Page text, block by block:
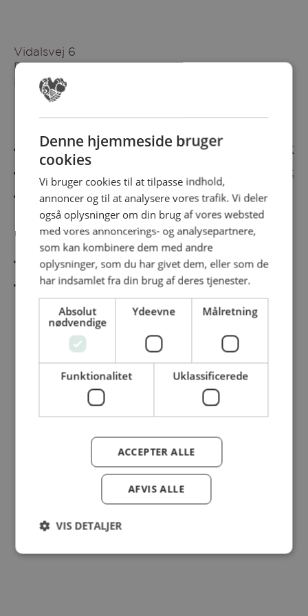
Vidalsvej 6
DK-9230 Svenstrup
Denmark
Besøg vores messesites
Cateringmesse Nord Cateringmesse Midt
Cateringmesse Øst
Cateringmesse Thy
Information
Cookiepolitk
Persondatapolitik
© Dansk Cater A/S - All rights reserved
Denne hjemmeside bruger
cookies
Vi bruger cookies til at tilpasse indhold,
annoncer og til at analysere vores trafik. Vi deler
også oplysninger om din brug af vores websted
med vores annoncerings- og analysepartnere,
som kan kombinere dem med andre
oplysninger, som du har givet dem, eller som de
har indsamlet fra din brug af deres tjenester.
Absolut
nødvendige
Ydeevne Målretning
Funktionalitet Uklassificerede
ACCEPTER ALLE
AFVIS ALLE
VIS DETALJER